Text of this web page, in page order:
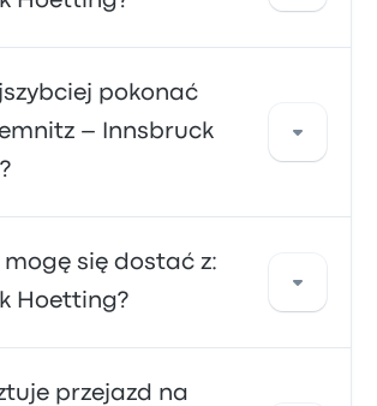
linii autobus lub pociąg, które
przejazd do miejsca
Alternatywnie możesz wziąć
skorzystać z usługi
pokonać
– Innsbruck
Hoetting najszybciej
autobus, która zapewnia
do miejsca docelowego.
są często niedrogie,
mogę się dostać z:
Hoetting?
Hoetting możesz dostać się do
przejazd na